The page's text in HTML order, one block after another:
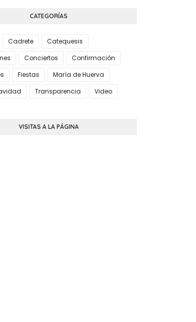
CATEGORÍAS
Cadrete
Catequesis
Conciertos
Confirmación
Fiestas
María de Huerva
Transparencia Video
VISITAS A LA PÁGINA